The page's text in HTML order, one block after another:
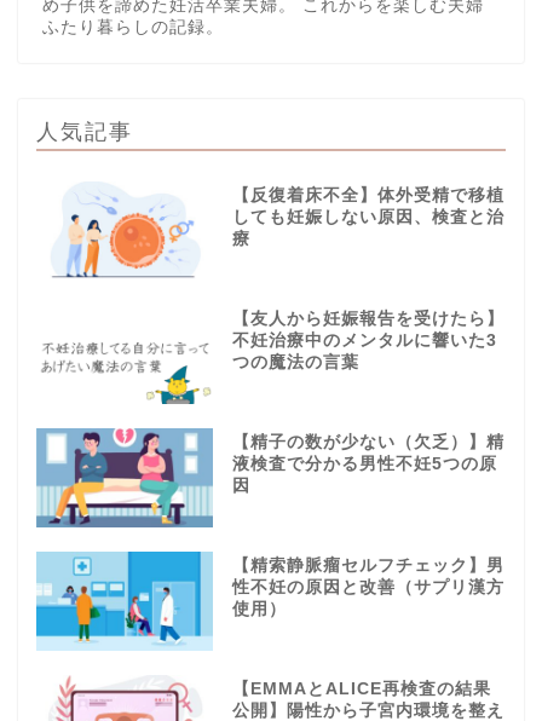
め子供を諦めた妊活卒業夫婦。 これからを楽しむ夫婦
ふたり暮らしの記録。
人気記事
【反復着床不全】体外受精で移植
しても妊娠しない原因、検査と治
療
【友人から妊娠報告を受けたら】
不妊治療中のメンタルに響いた3
つの魔法の言葉
【精子の数が少ない（欠乏）】精
液検査で分かる男性不妊5つの原
因
【精索静脈瘤セルフチェック】男
性不妊の原因と改善（サプリ漢方
使用）
【EMMAとALICE再検査の結果
公開】陽性から子宮内環境を整え